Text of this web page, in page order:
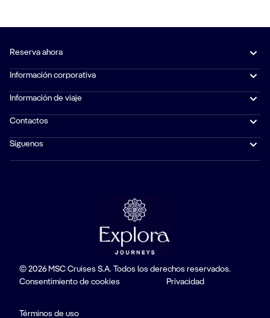
Reserva ahora
Información corporativa
Información de viaje
Contactos
Síguenos
© 2026 MSC Cruises S.A. Todos los derechos reservados.
Consentimiento de cookies
Privacidad
Términos de uso